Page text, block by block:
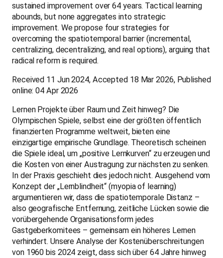
sustained improvement over 64 years. Tactical learning
abounds, but none aggregates into strategic
improvement. We propose four strategies for
overcoming the spatiotemporal barrier (incremental,
centralizing, decentralizing, and real options), arguing that
radical reform is required.
Received 11 Jun 2024, Accepted 18 Mar 2026, Published
online: 04 Apr 2026
Lernen Projekte über Raum und Zeit hinweg? Die
Olympischen Spiele, selbst eine der größten öffentlich
finanzierten Programme weltweit, bieten eine
einzigartige empirische Grundlage. Theoretisch scheinen
die Spiele ideal, um „positive Lernkurven“ zu erzeugen und
die Kosten von einer Austragung zur nächsten zu senken.
In der Praxis geschieht dies jedoch nicht. Ausgehend vom
Konzept der „Lernblindheit“ (myopia of learning)
argumentieren wir, dass die spatiotemporale Distanz –
also geografische Entfernung, zeitliche Lücken sowie die
vorübergehende Organisationsform jedes
Gastgeberkomitees – gemeinsam ein höheres Lernen
verhindert. Unsere Analyse der Kostenüberschreitungen
von 1960 bis 2024 zeigt, dass sich über 64 Jahre hinweg